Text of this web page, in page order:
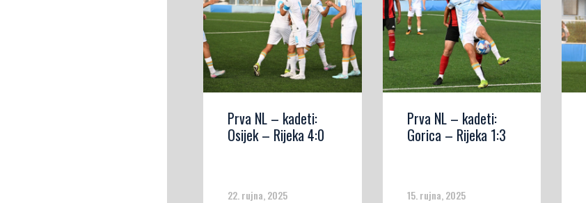
Prva NL – kadeti:
Osijek – Rijeka 4:0
22. rujna, 2025
Prva NL – kadeti:
Gorica – Rijeka 1:3
15. rujna, 2025